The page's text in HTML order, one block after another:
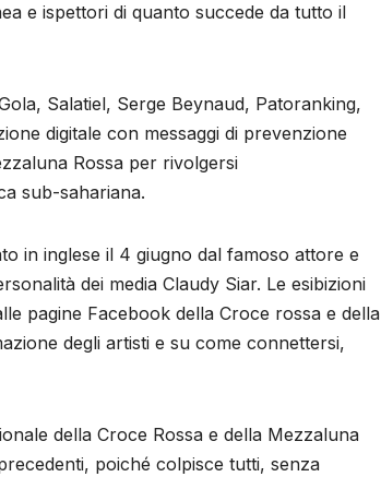
e ispettori di quanto succede da tutto il
Salatiel, Serge Beynaud, Patoranking,
digitale con messaggi di prevenzione
Rossa per rivolgersi
sub-sahariana.
in inglese il 4 giugno dal famoso attore e
dei media Claudy Siar. Le esibizioni
pagine Facebook della Croce rossa e della
degli artisti e su come connettersi,
della Croce Rossa e della Mezzaluna
poiché colpisce tutti, senza